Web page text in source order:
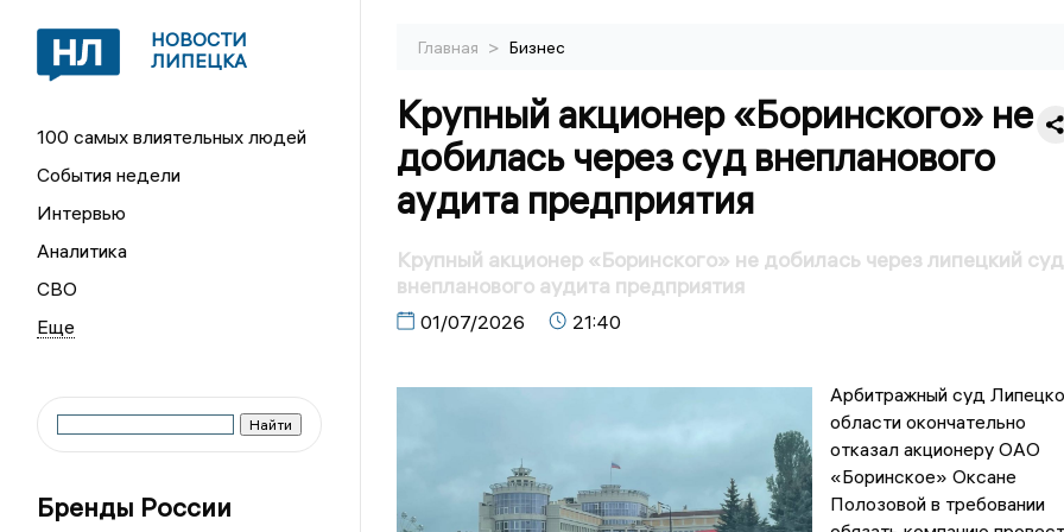
НОВОСТИ
ЛИПЕЦКА
100 самых влиятельных людей
События недели
Интервью
Аналитика
СВО
Бренды России
Главная > Бизнес
Крупный акционер «Боринского» не
добилась через суд внепланового
аудита предприятия
Крупный акционер «Боринского» не добилась через липецкий суд
внепланового аудита предприятия
01/07/2026 21:40
Арбитражный суд
области окончательно
отказал акционеру ОАО
«Боринское» Оксане
Полозовой в требовании